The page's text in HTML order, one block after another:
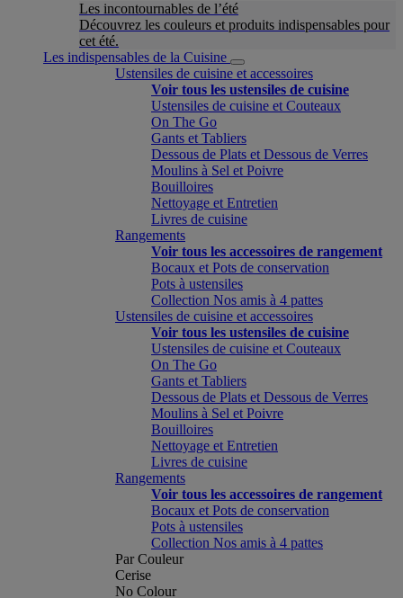
Les incontournables de l’été
Découvrez les couleurs et produits indispensables pour
cet été.
Les indispensables de la Cuisine
Ustensiles de cuisine et accessoires
Voir tous les ustensiles de cuisine
Ustensiles de cuisine et Couteaux
On The Go
Gants et Tabliers
Dessous de Plats et Dessous de Verres
Moulins à Sel et Poivre
Bouilloires
Nettoyage et Entretien
Livres de cuisine
Rangements
Voir tous les accessoires de rangement
Bocaux et Pots de conservation
Pots à ustensiles
Collection Nos amis à 4 pattes
Ustensiles de cuisine et accessoires
Voir tous les ustensiles de cuisine
Ustensiles de cuisine et Couteaux
On The Go
Gants et Tabliers
Dessous de Plats et Dessous de Verres
Moulins à Sel et Poivre
Bouilloires
Nettoyage et Entretien
Livres de cuisine
Rangements
Voir tous les accessoires de rangement
Bocaux et Pots de conservation
Pots à ustensiles
Collection Nos amis à 4 pattes
Par Couleur
Cerise
No Colour